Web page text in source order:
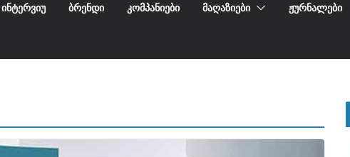
ᲘᲜᲢᲔᲠᲕᲘᲣ ᲑᲠᲔᲜᲓᲘ ᲙᲝᲛᲞᲐᲜᲘᲔᲑᲘ ᲛᲐᲦᲐᲖᲘᲔᲑᲘ ᲟᲣᲠᲜᲐᲚᲔᲑᲘ